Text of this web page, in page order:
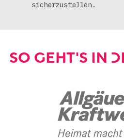
sicherzustellen.
SO GEHT'S IN